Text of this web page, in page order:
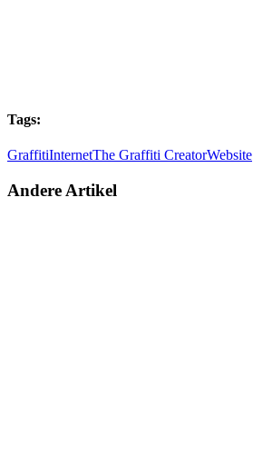
Tags:
GraffitiInternetThe Graffiti CreatorWebsite
Andere Artikel